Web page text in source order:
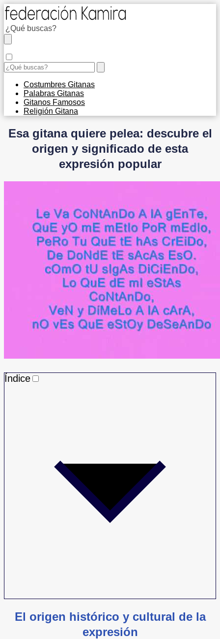
Costumbres Gitanas
Palabras Gitanas
Gitanos Famosos
Religión Gitana
Esa gitana quiere pelea: descubre el
origen y significado de esta
expresión popular
Índice
El origen histórico y cultural de la
expresión